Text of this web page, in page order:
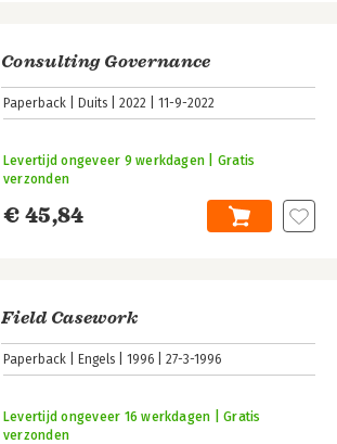
Consulting Governance
Paperback Duits 2022 11-9-2022
€ 45,84
Levertijd ongeveer 9 werkdagen | Gratis
verzonden
Field Casework
Paperback Engels 1996 27-3-1996
Levertijd ongeveer 16 werkdagen | Gratis
verzonden